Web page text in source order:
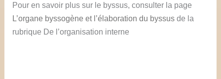
Pour en savoir plus sur le byssus, consulter la page
L’organe byssogène et l’élaboration du byssus de la
rubrique De l’organisation interne